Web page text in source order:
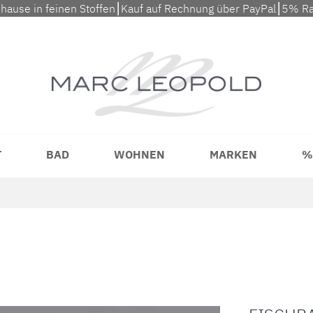
in feinen Stoffen⎮Kauf auf Rechnung über PayPal⎮5%
BAD WOHNEN MARKEN